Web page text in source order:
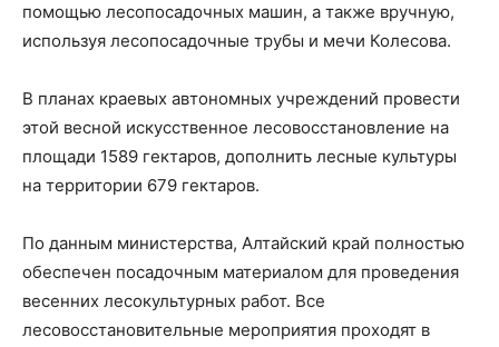
помощью лесопосадочных машин, а также вручную,
используя лесопосадочные трубы и мечи Колесова.
В планах краевых автономных учреждений провести
этой весной искусственное лесовосстановление на
площади 1589 гектаров, дополнить лесные культуры
на территории 679 гектаров.
По данным министерства, Алтайский край полностью
обеспечен посадочным материалом для проведения
весенних лесокультурных работ. Все
лесовосстановительные мероприятия проходят в